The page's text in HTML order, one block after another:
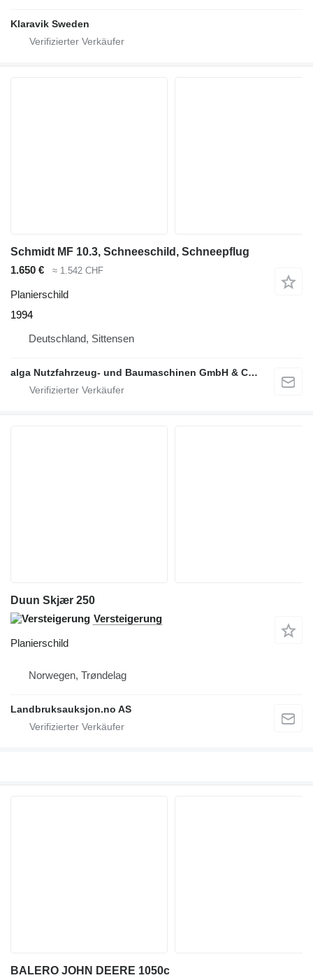
Klaravik Sweden
Schmidt MF 10.3, Schneeschild, Schneepflug
1.650 €
≈ 1.542 CHF
Planierschild
1994
Deutschland, Sittensen
alga Nutzfahrzeug- und Baumaschinen GmbH & Co. KG
Duun Skjær 250
Versteigerung
Planierschild
Norwegen, Trøndelag
Landbruksauksjon.no AS
BALERO JOHN DEERE 1050c